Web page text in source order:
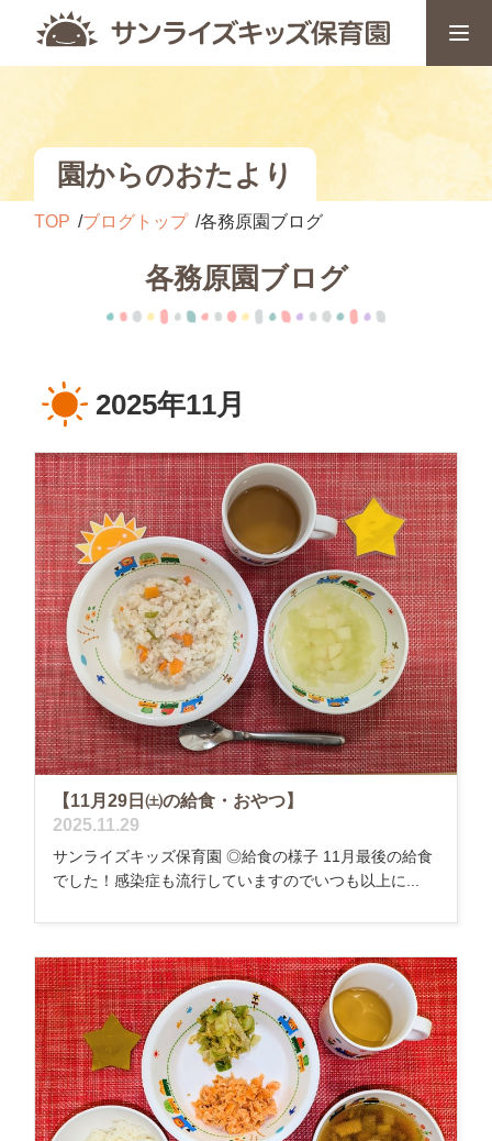
園からのおたより
TOP ブログトップ 各務原園ブログ
各務原園ブログ
2025年11月
【11月29日㈯の給食・おやつ】
2025.11.29
サンライズキッズ保育園 ◎給食の様子 11月最後の給食
でした！感染症も流行していますのでいつも以上に...